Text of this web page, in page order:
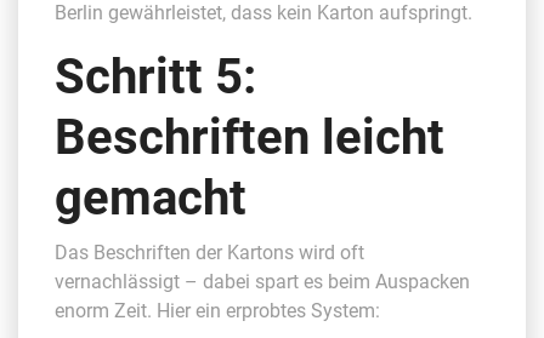
Berlin gewährleistet, dass kein Karton aufspringt.
Schritt 5:
Beschriften leicht
gemacht
Das Beschriften der Kartons wird oft
vernachlässigt – dabei spart es beim Auspacken
enorm Zeit. Hier ein erprobtes System: